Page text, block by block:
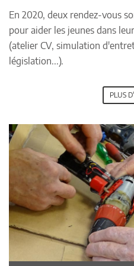
En 2020, deux rendez-vous
pour aider les jeunes dans
(atelier CV, simulation
législation...).
PLUS